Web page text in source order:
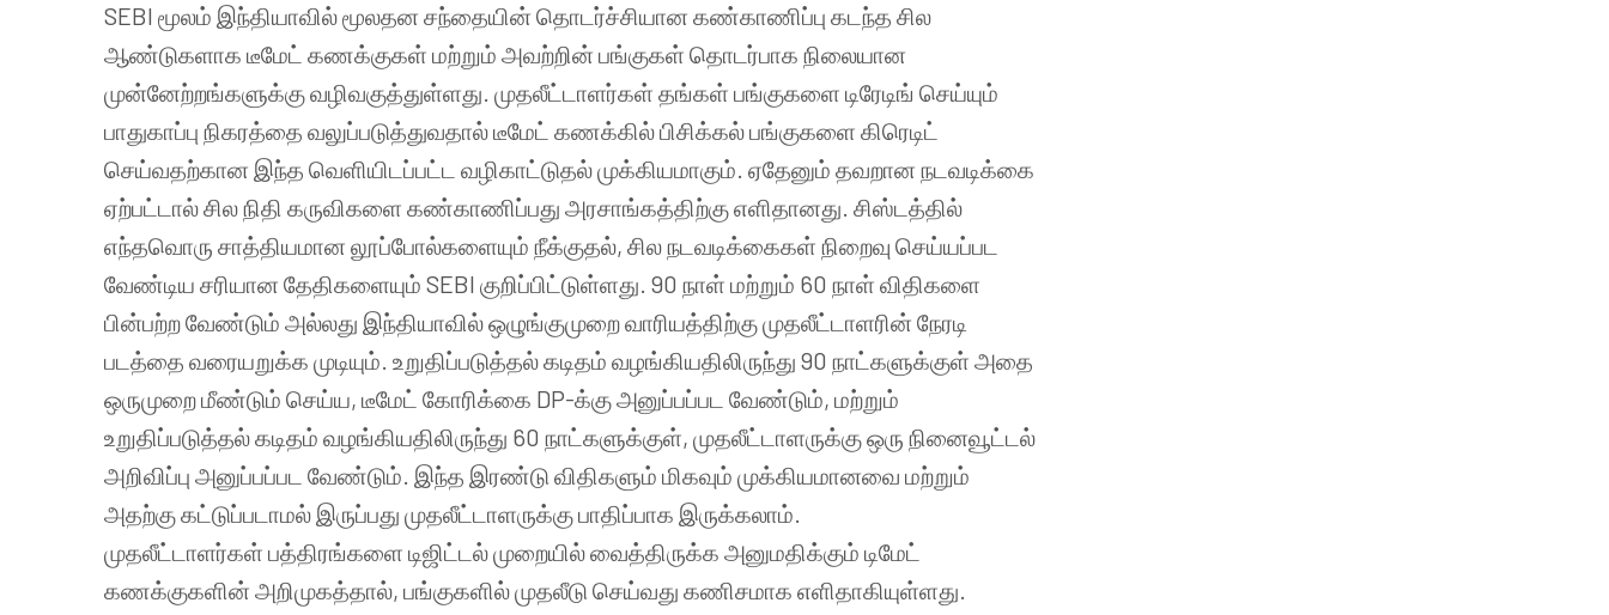
SEBI மூலம் இந்தியாவில் மூலதன சந்தையின் தொடர்ச்சியான கண்காணிப்பு கடந்த சில
ஆண்டுகளாக டீமேட் கணக்குகள் மற்றும் அவற்றின் பங்குகள் தொடர்பாக நிலையான
முன்னேற்றங்களுக்கு வழிவகுத்துள்ளது. முதலீட்டாளர்கள் தங்கள் பங்குகளை டிரேடிங் செய்யும்
பாதுகாப்பு நிகரத்தை வலுப்படுத்துவதால் டீமேட் கணக்கில் பிசிக்கல் பங்குகளை கிரெடிட்
செய்வதற்கான இந்த வெளியிடப்பட்ட வழிகாட்டுதல் முக்கியமாகும். ஏதேனும் தவறான நடவடிக்கை
ஏற்பட்டால் சில நிதி கருவிகளை கண்காணிப்பது அரசாங்கத்திற்கு எளிதானது. சிஸ்டத்தில்
எந்தவொரு சாத்தியமான லூப்போல்களையும் நீக்குதல், சில நடவடிக்கைகள் நிறைவு செய்யப்பட
வேண்டிய சரியான தேதிகளையும் SEBI குறிப்பிட்டுள்ளது. 90 நாள் மற்றும் 60 நாள் விதிகளை
பின்பற்ற வேண்டும் அல்லது இந்தியாவில் ஒழுங்குமுறை வாரியத்திற்கு முதலீட்டாளரின் நேரடி
படத்தை வரையறுக்க முடியும். உறுதிப்படுத்தல் கடிதம் வழங்கியதிலிருந்து 90 நாட்களுக்குள் அதை
ஒருமுறை மீண்டும் செய்ய, டீமேட் கோரிக்கை DP-க்கு அனுப்பப்பட வேண்டும், மற்றும்
உறுதிப்படுத்தல் கடிதம் வழங்கியதிலிருந்து 60 நாட்களுக்குள், முதலீட்டாளருக்கு ஒரு நினைவூட்டல்
அறிவிப்பு அனுப்பப்பட வேண்டும். இந்த இரண்டு விதிகளும் மிகவும் முக்கியமானவை மற்றும்
அதற்கு கட்டுப்படாமல் இருப்பது முதலீட்டாளருக்கு பாதிப்பாக இருக்கலாம்.
முதலீட்டாளர்கள் பத்திரங்களை டிஜிட்டல் முறையில் வைத்திருக்க அனுமதிக்கும் டிமேட்
கணக்குகளின் அறிமுகத்தால், பங்குகளில் முதலீடு செய்வது கணிசமாக எளிதாகியுள்ளது.